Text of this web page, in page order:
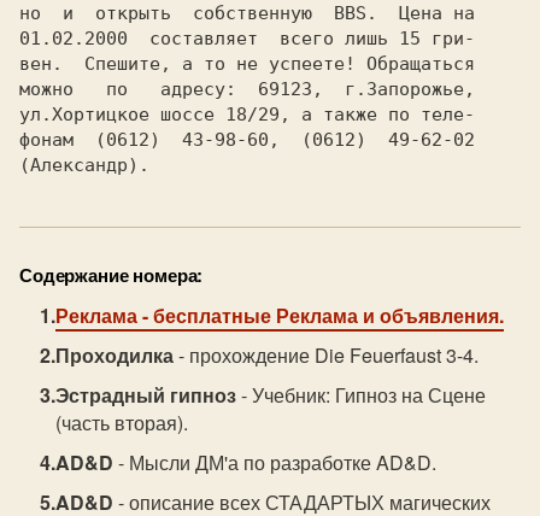
но  и  открыть  собственную  BBS.  Цена на
01.02.2000  составляет  всего лишь 15 гри-
вен.  Спешите, а то не успеете! Обращаться
можно   по   адресу:  69123,  г.Запорожье,
ул.Хортицкое шоссе 18/29, а также по теле-
фонам  (0612)  43-98-60,  (0612)  49-62-02
Содержание номера:
Реклама- бесплатные Реклама и объявления.
Проходилка- прохождение Die Feuerfaust 3-4.
Эстрадный гипноз- Учебник: Гипноз на Сцене
(часть вторая).
AD&D - Мысли ДМ'а по разработке AD&D.
AD&D - описание всех СТАДАРТЫХ магических